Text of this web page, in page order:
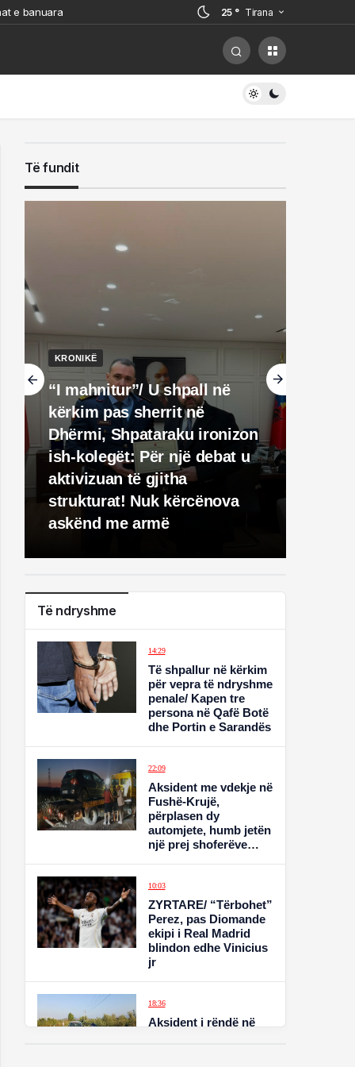
e banuara
25 ° Tirana
Të fundit
KRONIKË
“I mahnitur”/ U shpall në
kërkim pas sherrit në
Dhërmi, Shpataraku ironizon
ish-kolegët: Për një debat u
aktivizuan të gjitha
strukturat! Nuk kërcënova
askënd me armë
Të ndryshme
14:29
Të shpallur në kërkim
për vepra të ndryshme
penale/ Kapen tre
persona në Qafë Botë
dhe Portin e Sarandës
22:09
Aksident me vdekje në
Fushë-Krujë,
përplasen dy
automjete, humb jetën
një prej shoferëve
10:03
ZYRTARE/ “Tërbohet”
Perez, pas Diomande
ekipi i Real Madrid
blindon edhe Vinicius
jr
18:36
Aksident i rëndë në